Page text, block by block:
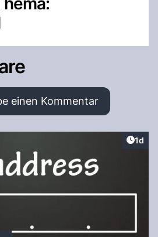
einen Kommentar
1d